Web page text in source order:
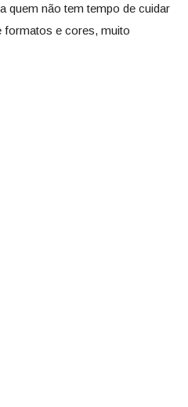
quem não tem tempo de cuidar
formatos e cores, muito